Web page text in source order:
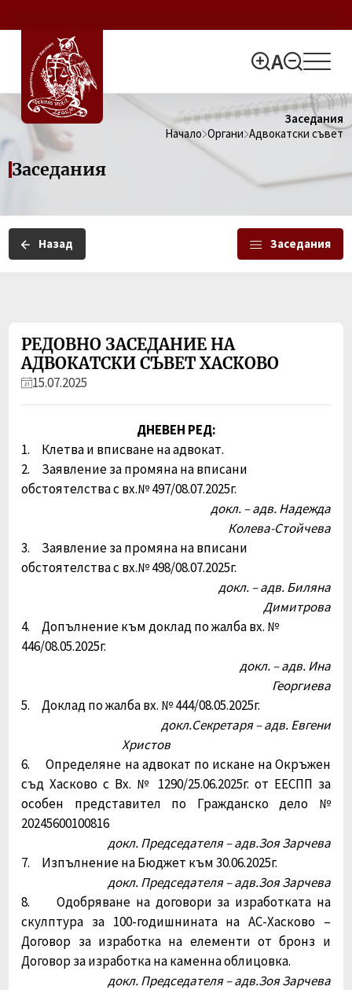
Заседания
Начало Органи Адвокатски съвет
Заседания
Назад Заседания
РЕДОВНО ЗАСЕДАНИЕ НА
АДВОКАТСКИ СЪВЕТ ХАСКОВО
15.07.2025
ДНЕВЕН РЕД:
1. Клетва и вписване на адвокат.
2. Заявление за промяна на вписани
обстоятелства с вх.№ 497/08.07.2025г.
докл. – адв. Надежда
Колева-Стойчева
3. Заявление за промяна на вписани
обстоятелства с вх.№ 498/08.07.2025г.
докл. – адв. Биляна
Димитрова
4. Допълнение към доклад по жалба вх. №
446/08.05.2025г.
докл. – адв. Ина
Георгиева
5. Доклад по жалба вх. № 444/08.05.2025г.
докл.Секретаря – адв. Евгени
Христов
6. Определяне на адвокат по исканe на Окръжен
съд Хасково с Вх. № 1290/25.06.2025г. от ЕЕСПП за
особен представител по Гражданско дело №
20245600100816
докл. Председателя – адв.Зоя Зарчева
7. Изпълнение на Бюджет към 30.06.2025г.
докл. Председателя – адв.Зоя Зарчева
8. Одобряване на договори за изработката на
скулптура за 100-годишнината на АС-Хасково –
Договор за изработка на елементи от бронз и
Договор за изработка на каменна облицовка.
докл. Председателя – адв.Зоя Зарчева